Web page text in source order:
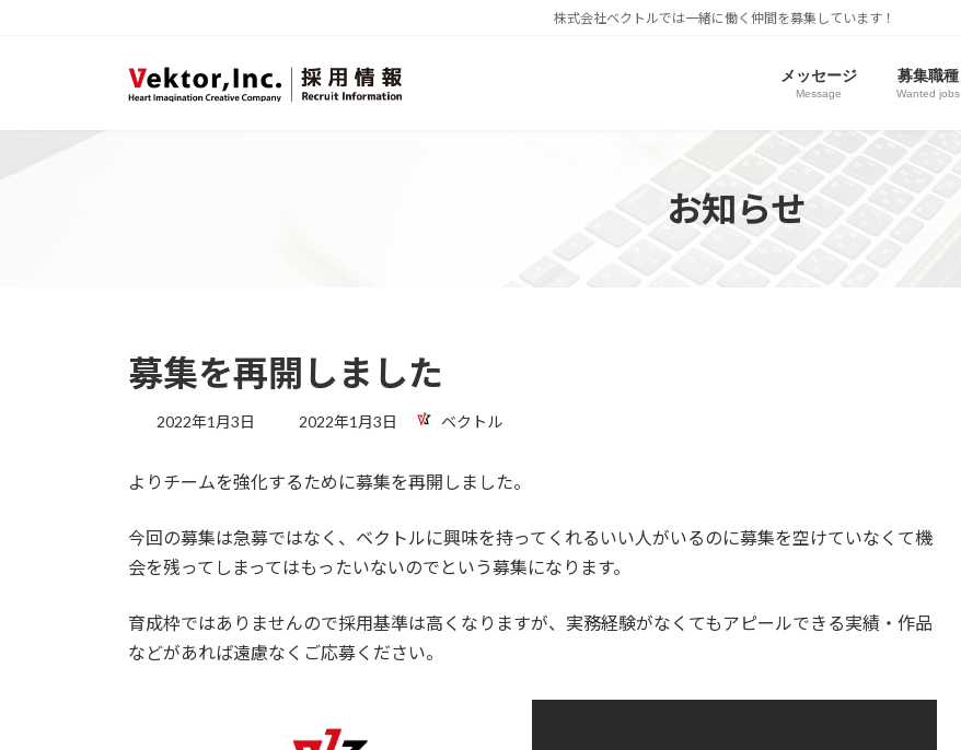
株式会社ベクトルでは一緒に働く仲間を募集しています！
メッセージ
Message
募集職種
Wanted jobs
お知らせ
募集を再開しました
2022年1月3日
最
新
:
2022年1月3日 ベクトル
よりチームを強化するために募集を再開しました。
今回の募集は急募ではなく、ベクトルに興味を持ってくれるいい人がいるのに募集を空けていなくて機
会を残ってしまってはもったいないのでという募集になります。
育成枠ではありませんので採用基準は高くなりますが、実務経験がなくてもアピールできる実績・作品
などがあれば遠慮なくご応募ください。